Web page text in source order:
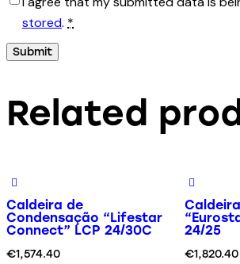
stored. *
Related
Caldeira de
Condensação “Lifestar
Connect” LCP 24/30C
€1,574.40
24/25
€1,820.40